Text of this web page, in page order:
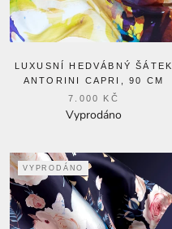
LUXUSNÍ HEDVÁBNÝ ŠÁTEK
ANTORINI CAPRI, 90 CM
7.000 KČ
Vyprodáno
VYPRODÁNO